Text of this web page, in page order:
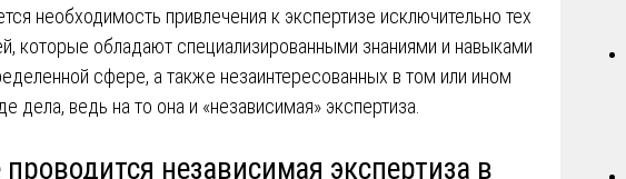
необходимость привлечения к экспертизе исключительно тех
которые обладают специализированными знаниями и навыками
сфере, а также незаинтересованных в том или ином
дела, ведь на то она и «независимая» экспертиза.
проводится независимая экспертиза в